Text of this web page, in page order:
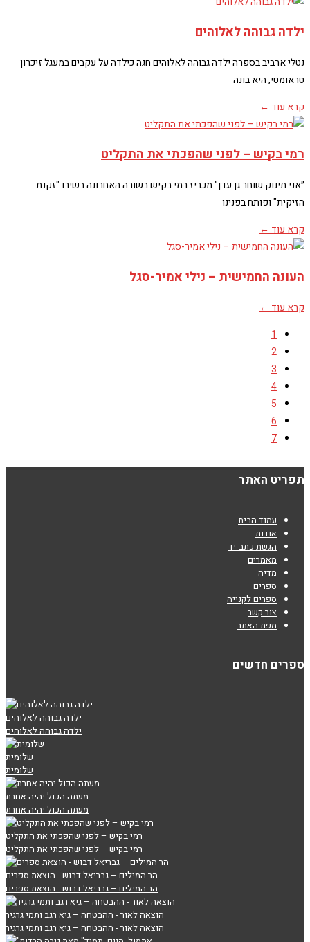
ילדה גבוהה לאלוהים
נטלי ארביב בספרה ילדה גבוהה לאלוהים חגה כילדה על עקבים במעגל זיכרון
טראומטי, היא בונה
קרא עוד ←
רמי בקיש – לפני שהפכתי את התקליט
״אני תינוק שוחר גן עדן" מכריז רמי בקיש בשורה האחרונה בשירו "זקנת
הזיקית" ופותח בפנינו
קרא עוד ←
העונה החמישית – נילי אמיר-סגל
קרא עוד ←
1
2
3
4
5
6
7
תפריט האתר
עמוד הבית
אודות
הגשת כתב-יד
מאמרים
מדיה
ספרים
ספרים לקנייה
צור קשר
מפת האתר
ספרים חדשים
ילדה גבוהה לאלוהים
ילדה גבוהה לאלוהים
שלומית
שלומית
מעתה הכול יהיה אחרת
מעתה הכול יהיה אחרת
רמי בקיש – לפני שהפכתי את התקליט
רמי בקיש – לפני שהפכתי את התקליט
הר המילים – גבריאל דבוש - הוצאת ספרים
הר המילים – גבריאל דבוש - הוצאת ספרים
הוצאה לאור - ההבטחה – גיא רגב ותמי גרגיר
הוצאה לאור - ההבטחה – גיא רגב ותמי גרגיר